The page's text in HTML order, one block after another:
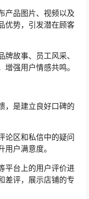
产品图片、视频以及
优势，引发潜在顾客
牌故事、员工风采、
强用户情感共鸣。
，是建立良好口碑的
论区和私信中的疑问
户满意度。
平台上的用户评价进
差评，展示店铺的专